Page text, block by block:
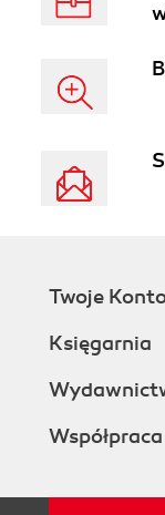
Twoje
Księgarnia
Współpraca